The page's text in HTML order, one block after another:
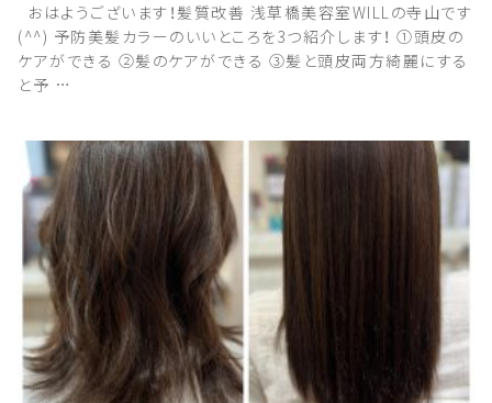
おはようございます！髪質改善 浅草橋美容室WILLの寺山です
(^^) 予防美髪カラーのいいところを3つ紹介します！ ①頭皮の
ケアができる ②髪のケアができる ③髪と頭皮両方綺麗にする
と予 …